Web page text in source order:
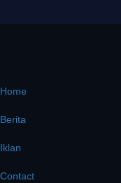
Home
Berita
Iklan
Contact